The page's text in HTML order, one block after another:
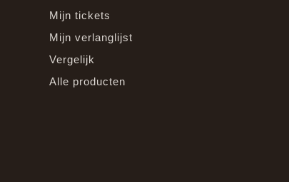
Mijn tickets
Mijn verlanglijst
Vergelijk
Alle producten